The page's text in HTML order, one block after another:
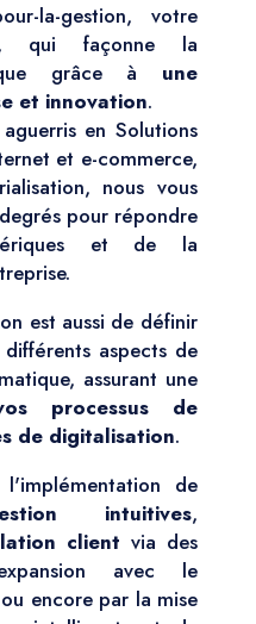
la-gestion, votre
qui façonne la
grâce à une
et innovation.
en Solutions
et e-commerce,
nous vous
pour répondre
et de la
est aussi de définir
aspects de
assurant une
processus de
de digitalisation.
de
intuitives,
client via des
avec le
encore par la mise